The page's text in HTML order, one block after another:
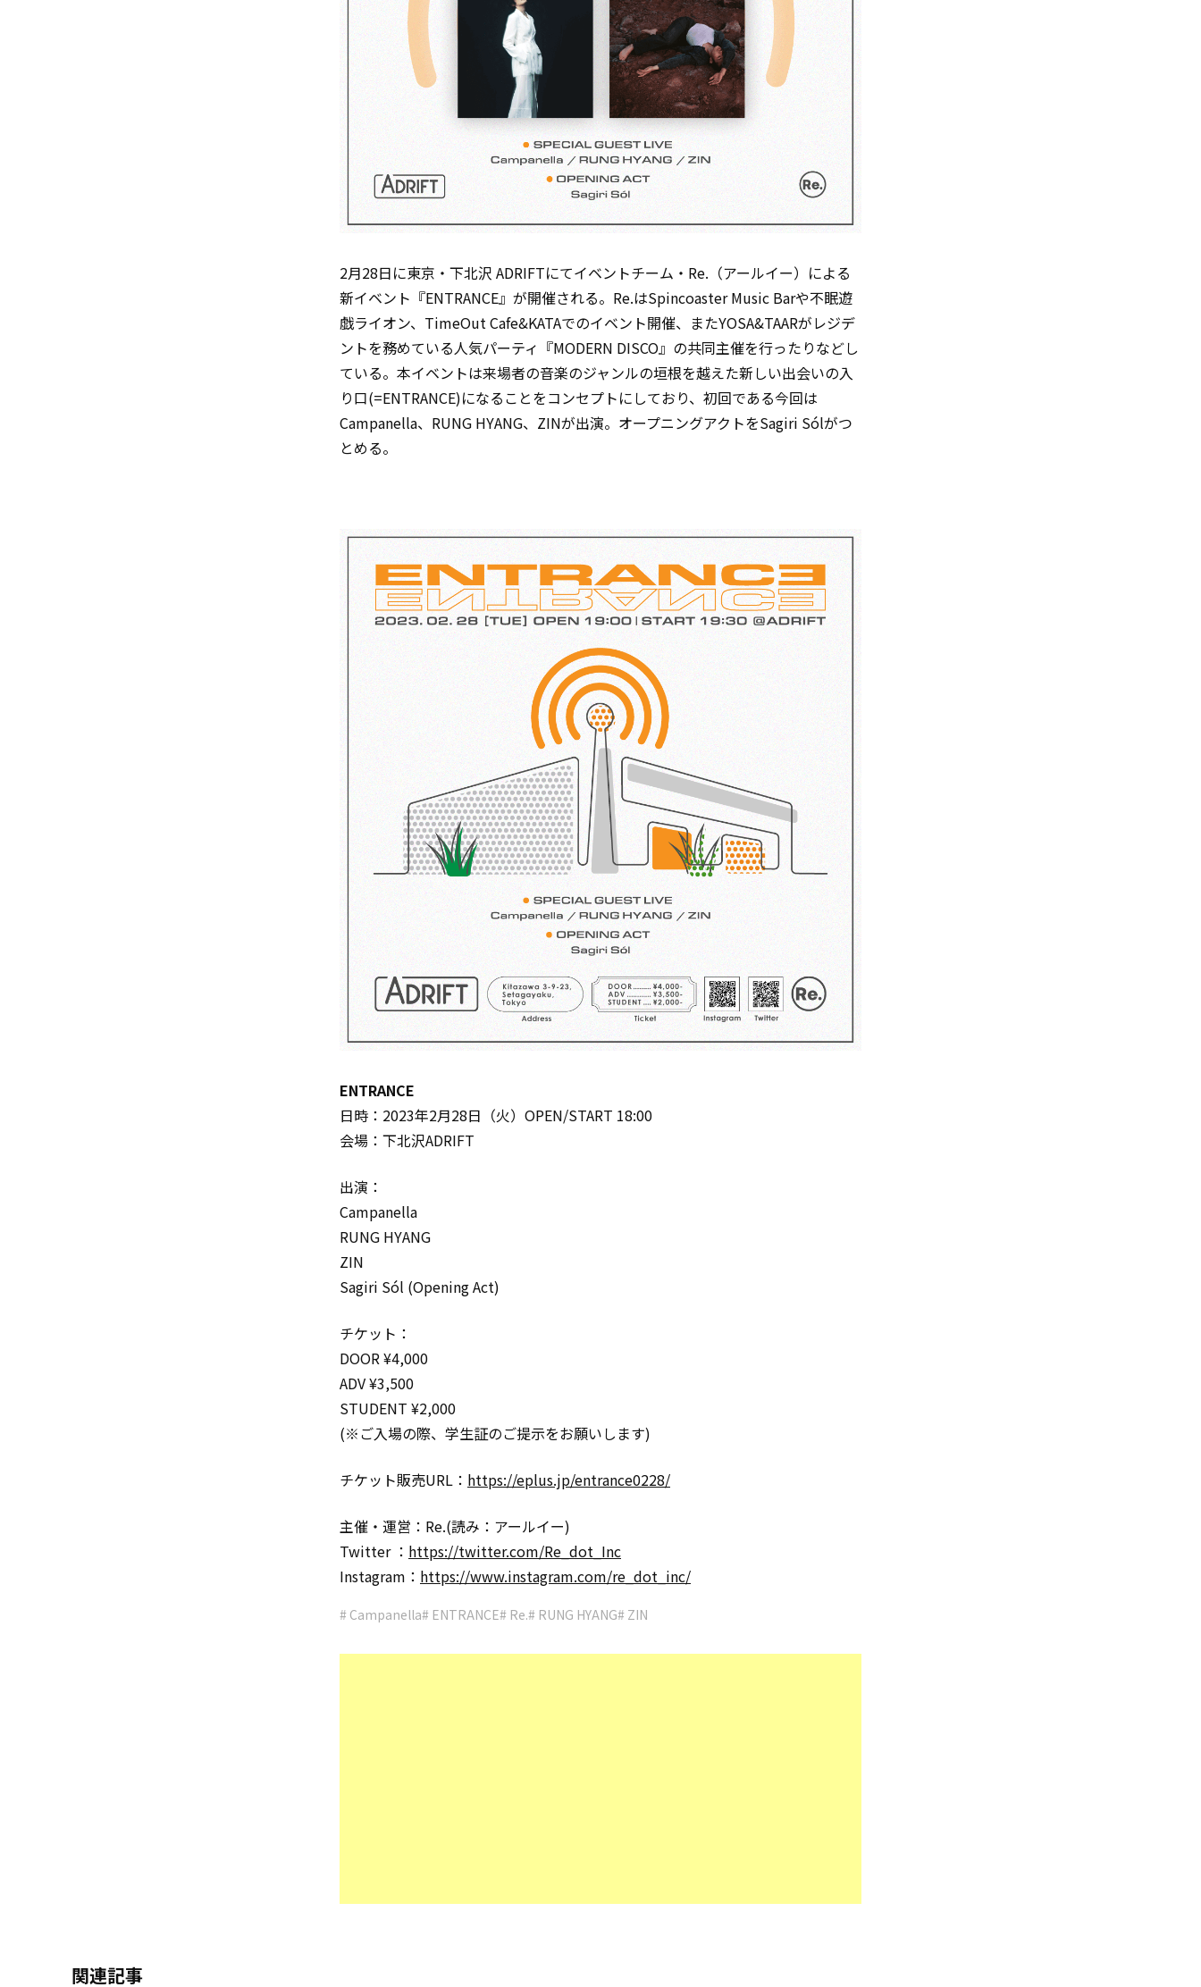
2月28日に東京・下北沢 ADRIFTにてイベントチーム・Re.（アールイー）による
新イベント『ENTRANCE』が開催される。Re.はSpincoaster Music Barや不眠遊
戯ライオン、TimeOut Cafe&KATAでのイベント開催、またYOSA&TAARがレジデ
ントを務めている人気パーティ『MODERN DISCO』の共同主催を行ったりなどし
ている。本イベントは来場者の音楽のジャンルの垣根を越えた新しい出会いの入
り口(=ENTRANCE)になることをコンセプトにしており、初回である今回は
Campanella、RUNG HYANG、ZINが出演。オープニングアクトをSagiri Sólがつ
とめる。
ENTRANCE
日時：2023年2月28日（火）OPEN/START 18:00
会場：下北沢ADRIFT
出演：
Campanella
RUNG HYANG
ZIN
Sagiri Sól (Opening Act)
チケット：
DOOR ¥4,000
ADV ¥3,500
STUDENT ¥2,000
(※ご入場の際、学生証のご提示をお願いします)
チケット販売URL： https://eplus.jp/entrance0228/
主催・運営：Re.(読み：アールイー)
Twitter ： https://twitter.com/Re_dot_Inc
Instagram： https://www.instagram.com/re_dot_inc/
# Campanella# ENTRANCE# Re.# RUNG HYANG# ZIN
関連記事